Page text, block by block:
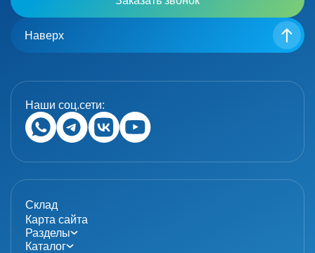
Наверх
Наши соц.сети:
Склад
Карта сайта
Разделы
Каталог